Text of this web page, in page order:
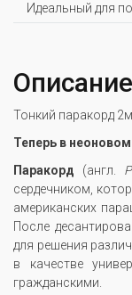
Идеальный для
Описание
Тонкий паракорд
Теперь в
Паракорд (англ.
сердечником,
американских
После
для решения
в качестве
гражданскими.